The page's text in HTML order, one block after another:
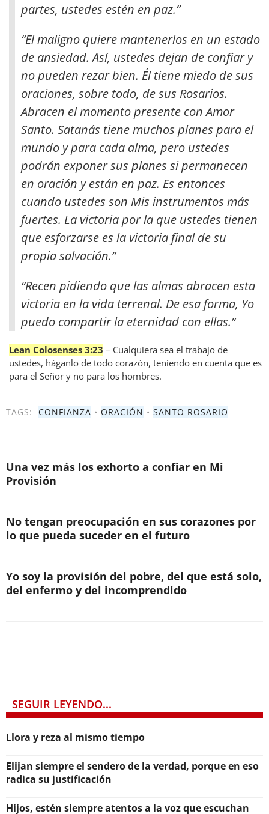
partes, ustedes estén en paz.”
“El maligno quiere mantenerlos en un estado
de ansiedad. Así, ustedes dejan de confiar y
no pueden rezar bien. Él tiene miedo de sus
oraciones, sobre todo, de sus Rosarios.
Abracen el momento presente con Amor
Santo. Satanás tiene muchos planes para el
mundo y para cada alma, pero ustedes
podrán exponer sus planes si permanecen
en oración y están en paz. Es entonces
cuando ustedes son Mis instrumentos más
fuertes. La victoria por la que ustedes tienen
que esforzarse es la victoria final de su
propia salvación.”
“Recen pidiendo que las almas abracen esta
victoria en la vida terrenal. De esa forma, Yo
puedo compartir la eternidad con ellas.”
Lean Colosenses 3:23 – Cualquiera sea el trabajo de
ustedes, háganlo de todo corazón, teniendo en cuenta que es
para el Señor y no para los hombres.
TAGS: CONFIANZA • ORACIÓN • SANTO ROSARIO
Una vez más los exhorto a confiar en Mi
Provisión
No tengan preocupación en sus corazones por
lo que pueda suceder en el futuro
Yo soy la provisión del pobre, del que está solo,
del enfermo y del incomprendido
SEGUIR LEYENDO...
Llora y reza al mismo tiempo
Elijan siempre el sendero de la verdad, porque en eso
radica su justificación
Hijos, estén siempre atentos a la voz que escuchan